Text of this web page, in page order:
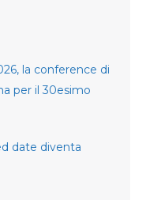
la conference di
per il 30esimo
date diventa